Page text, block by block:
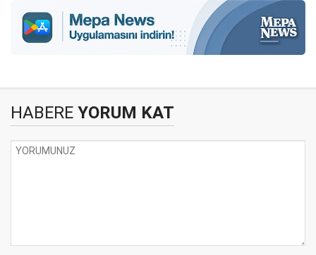
HABERE YORUM KAT